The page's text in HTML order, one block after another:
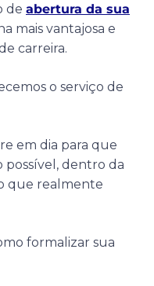
de abertura da sua
mais vantajosa e
carreira.
o serviço de
em dia para que
possível, dentro da
que realmente
formalizar sua